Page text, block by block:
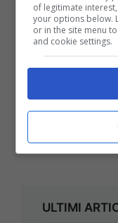
ULTIMI
of legitimate
your options below.
or in the site menu
and cookie settings.